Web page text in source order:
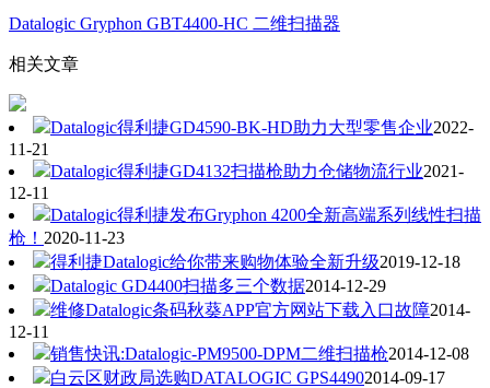
Datalogic Gryphon GBT4400-HC 二维扫描器
相关文章
Datalogic得利捷GD4590-BK-HD助力大型零售企业2022-
11-21
Datalogic得利捷GD4132扫描枪助力仓储物流行业2021-
12-11
Datalogic得利捷发布Gryphon 4200全新高端系列线性扫描
枪！ 2020-11-23
得利捷Datalogic给你带来购物体验全新升级2019-12-18
Datalogic GD4400扫描多三个数据2014-12-29
维修Datalogic条码秋葵APP官方网站下载入口故障2014-
12-11
销售快讯:Datalogic-PM9500-DPM二维扫描枪2014-12-08
白云区财政局选购DATALOGIC GPS44902014-09-17